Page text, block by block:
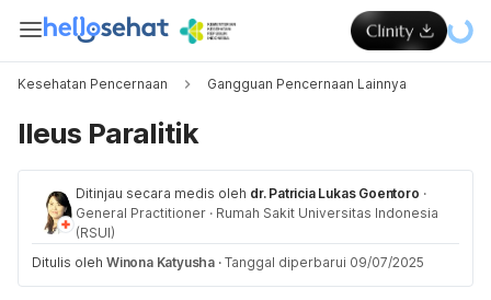
Kesehatan Pencernaan Gangguan Pencernaan Lainnya
Ileus Paralitik
Ditinjau secara medis oleh dr. Patricia Lukas Goentoro ·
General Practitioner · Rumah Sakit Universitas Indonesia
(RSUI)
Ditulis oleh Winona Katyusha · Tanggal diperbarui 09/07/2025